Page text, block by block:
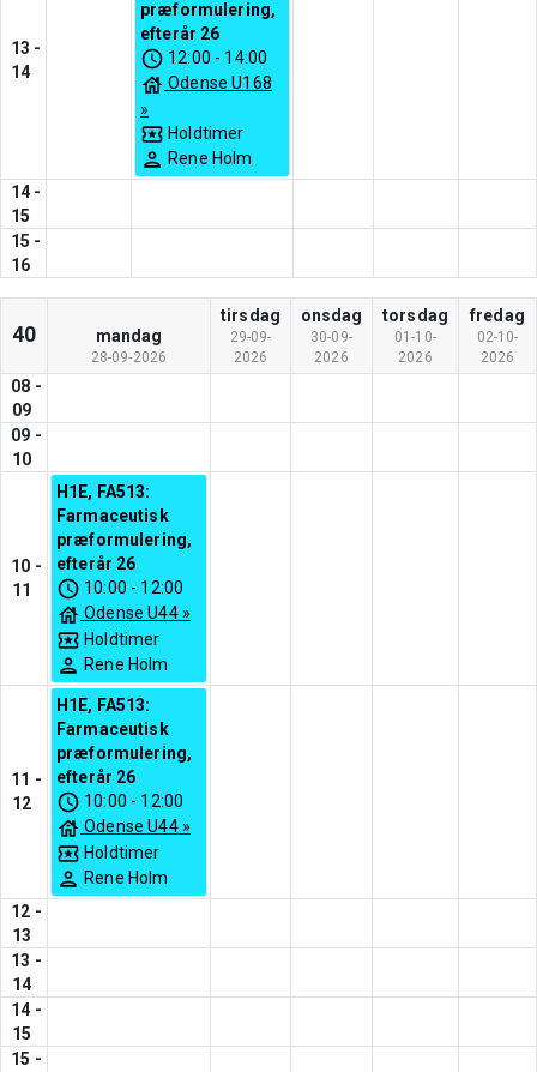
13 -
14
præformulering,
efterår 26
12:00 - 14:00
Odense U168
»
Holdtimer
Rene Holm
14 -
15
15 -
16
40 mandag
28-09-2026
tirsdag
29-09-
2026
onsdag
30-09-
2026
torsdag
01-10-
2026
fredag
02-10-
2026
08 -
09
09 -
10
10 -
11
H1E, FA513:
Farmaceutisk
præformulering,
efterår 26
10:00 - 12:00
Odense U44»
Holdtimer
Rene Holm
11 -
12
H1E, FA513:
Farmaceutisk
præformulering,
efterår 26
10:00 - 12:00
Odense U44»
Holdtimer
Rene Holm
12 -
13
13 -
14
14 -
15
15 -